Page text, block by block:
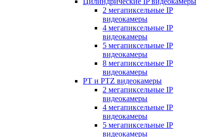
2 мегапиксельные IP
видеокамеры
4 мегапиксельные IP
видеокамеры
5 мегапиксельные IP
видеокамеры
8 мегапиксельные IP
видеокамеры
PT и PTZ видеокамеры
2 мегапиксельные IP
видеокамеры
4 мегапиксельные IP
видеокамеры
5 мегапиксельные IP
видеокамеры